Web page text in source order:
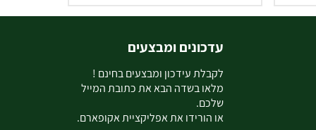
עדכונים ומבצעים
לקבלת עידכון ומבצעים בחינם !
מלאו בשדה הבא את כתובת המייל
שלכם.
או הורידו את אפליקציית אקופארם.